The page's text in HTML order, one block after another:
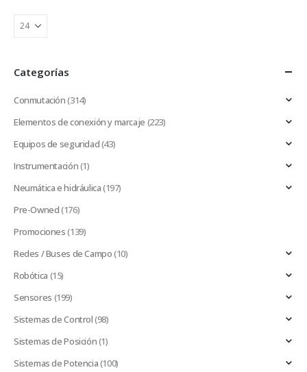
Categorías
Conmutación(314)
Elementos de conexión y marcaje (223)
Equipos de seguridad(43)
Instrumentación(1)
Neumática e hidráulica(197)
Pre-Owned(176)
Promociones(139)
Redes / Buses de Campo(10)
Robótica (15)
Sensores (199)
Sistemas de Control(98)
Sistemas de Posición(1)
Sistemas de Potencia(100)